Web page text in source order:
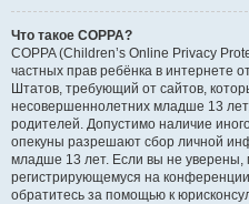
Что такое COPPA?
COPPA (Children’s Online Privacy
частных прав ребёнка в интернете
Штатов, требующий от сайтов,
несовершеннолетних младше 13
родителей. Допустимо наличие
опекуны разрешают сбор личной
младше 13 лет. Если вы не уверены,
регистрирующемуся на
обратитесь за помощью к